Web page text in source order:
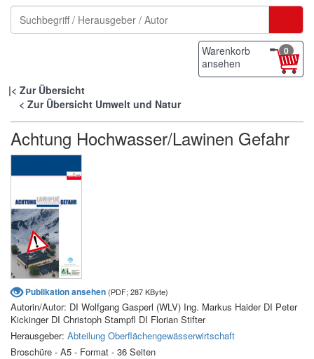
Warenkorb
ansehen
0
Zur Übersicht
Zur Übersicht Umwelt und Natur
Achtung Hochwasser/Lawinen Gefahr
Publikation ansehen (PDF; 287 KByte)
Autorin/Autor: DI Wolfgang Gasperl (WLV) Ing. Markus Haider DI Peter
Kickinger DI Christoph Stampfl DI Florian Stifter
Herausgeber: Abteilung Oberflächengewässerwirtschaft
Broschüre - A5 - Format - 36 Seiten